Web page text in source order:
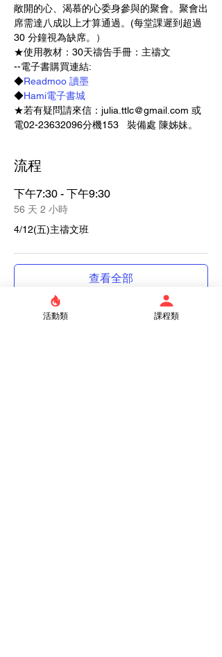
敞開的心、渴慕的心委身參與的聚會。聚會出
席需達八成以上才算通過。(每堂課遲到超過
30 分鐘視為缺席。）
★使用教材：30天禱告手冊：主禱文
--電子書購買連結:
◆Readmoo 讀墨
◆Hami電子書城
★若有疑問請來信：julia.ttlc@gmail.com 或
電02-23632096分機153   裝備處 陳姊妹。
流程
下午7:30 - 下午9:30
56 天 2 小時
4/12(五)主禱文班
查看全部
活動類 課程類